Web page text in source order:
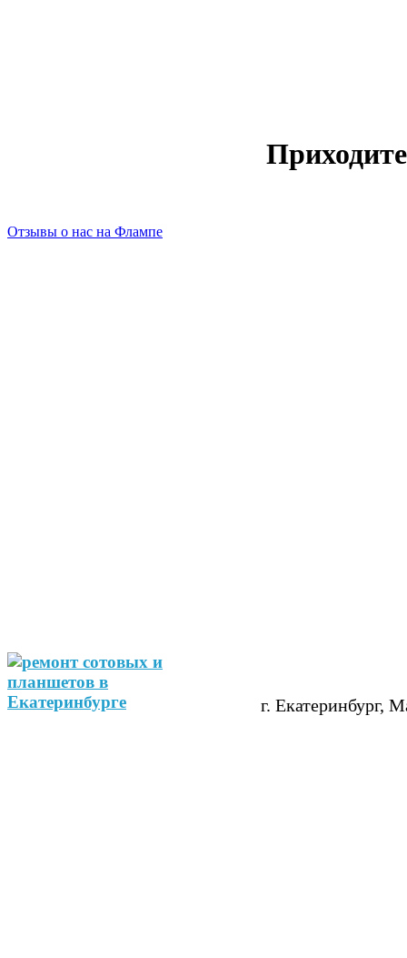
Отзывы о нас на Флампе
г. Екатеринбург,